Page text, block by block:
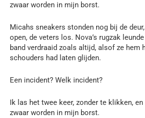
zwaar worden in mijn borst.
Micahs sneakers stonden nog bij de
open, de veters los. Nova’s rugzak
band verdraaid zoals altijd, alsof ze hem
schouders had laten glijden.
Een incident? Welk incident?
Ik las het twee keer, zonder te klikken,
zwaar worden in mijn borst.